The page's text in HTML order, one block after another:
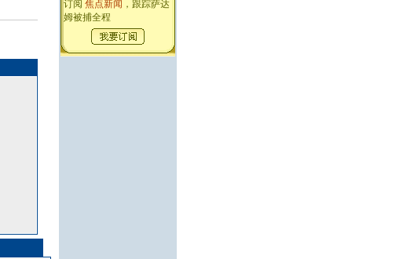
订阅 焦点新闻 ，跟踪萨达
姆被捕全程